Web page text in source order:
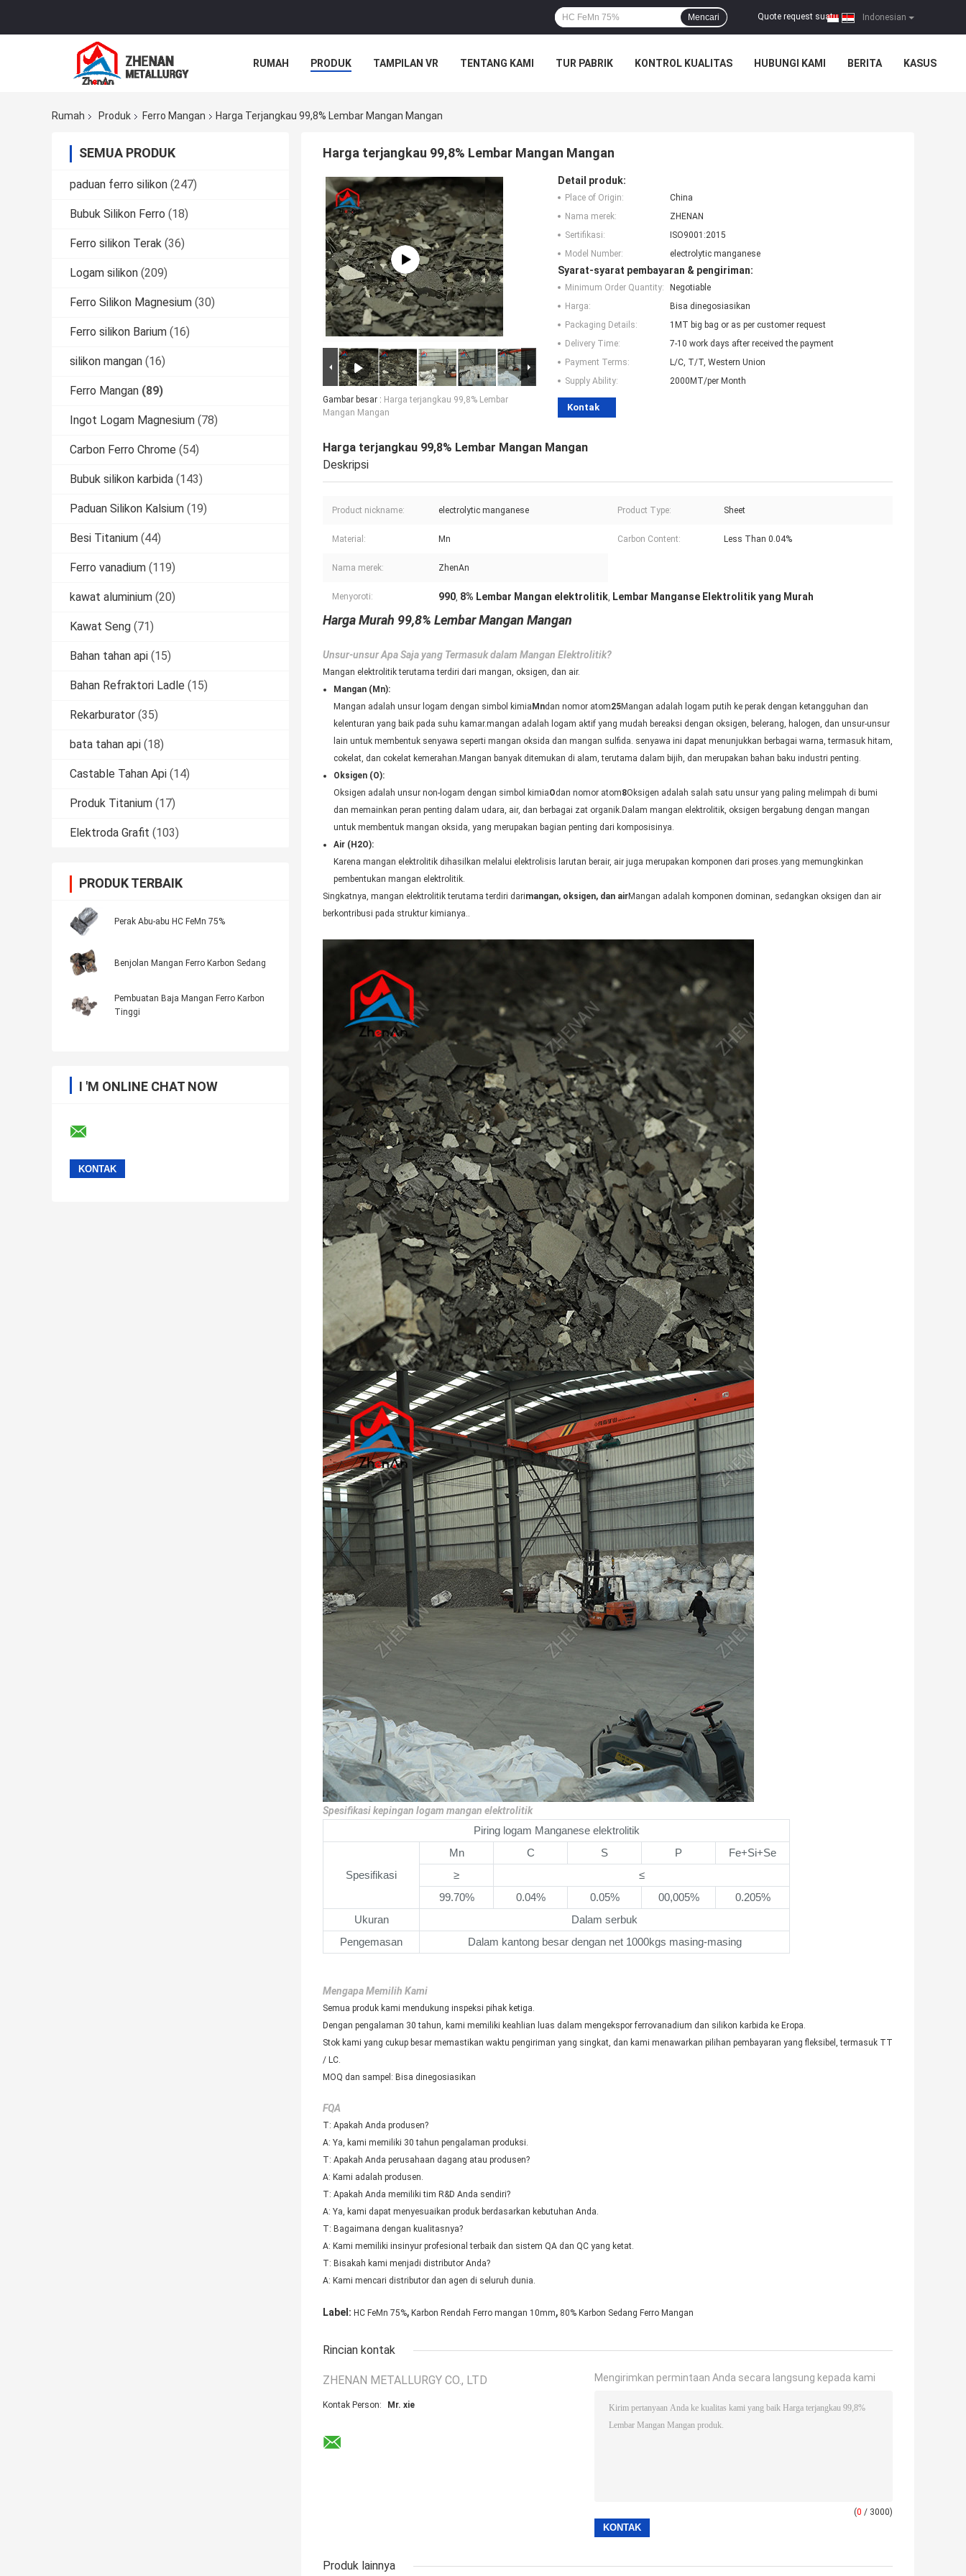
Indonesian
Quote request suatu |
Mencari
RUMAH PRODUK TAMPILAN VR TENTANG KAMI TUR PABRIK KONTROL KUALITAS HUBUNGI KAMI BERITA KASUS
Rumah Produk Ferro Mangan Harga Terjangkau 99,8% Lembar Mangan Mangan
SEMUA PRODUK
paduan ferro silikon (247)
Bubuk Silikon Ferro (18)
Ferro silikon Terak (36)
Logam silikon (209)
Ferro Silikon Magnesium (30)
Ferro silikon Barium (16)
silikon mangan (16)
Ferro Mangan (89)
Ingot Logam Magnesium (78)
Carbon Ferro Chrome (54)
Bubuk silikon karbida (143)
Paduan Silikon Kalsium (19)
Besi Titanium (44)
Ferro vanadium (119)
kawat aluminium (20)
Kawat Seng (71)
Bahan tahan api (15)
Bahan Refraktori Ladle (15)
Rekarburator (35)
bata tahan api (18)
Castable Tahan Api (14)
Produk Titanium (17)
Elektroda Grafit (103)
PRODUK TERBAIK
Perak Abu-abu HC FeMn 75%
Benjolan Mangan Ferro Karbon Sedang
Pembuatan Baja Mangan Ferro Karbon
Tinggi
I 'M ONLINE CHAT NOW
Harga terjangkau 99,8% Lembar Mangan Mangan
Gambar besar : Harga terjangkau 99,8% Lembar
Mangan Mangan
Detail produk:
Place of Origin:
China
Nama merek:
ZHENAN
Sertifikasi:
ISO9001:2015
Model Number:
electrolytic manganese
Syarat-syarat pembayaran & pengiriman:
Minimum Order Quantity:
Negotiable
Harga:
Bisa dinegosiasikan
Packaging Details:
1MT big bag or as per customer request
Delivery Time:
7-10 work days after received the payment
Payment Terms:
L/C, T/T, Western Union
Supply Ability:
2000MT/per Month
Kontak
Harga terjangkau 99,8% Lembar Mangan Mangan
Deskripsi
Product nickname: electrolytic manganese Product Type: Sheet
Material: Mn Carbon Content: Less Than 0.04%
Nama merek: ZhenAn
Menyoroti: 990, 8% Lembar Mangan elektrolitik, Lembar Manganse Elektrolitik yang Murah
Harga Murah 99,8% Lembar Mangan Mangan
Unsur-unsur Apa Saja yang Termasuk dalam Mangan Elektrolitik?
Mangan elektrolitik terutama terdiri dari mangan, oksigen, dan air.
Mangan (Mn):
Mangan adalah unsur logam dengan simbol kimia Mndan nomor atom25Mangan adalah logam putih ke perak dengan ketangguhan dan
kelenturan yang baik pada suhu kamar.mangan adalah logam aktif yang mudah bereaksi dengan oksigen, belerang, halogen, dan unsur-unsur
lain untuk membentuk senyawa seperti mangan oksida dan mangan sulfida. senyawa ini dapat menunjukkan berbagai warna, termasuk hitam,
cokelat, dan cokelat kemerahan.Mangan banyak ditemukan di alam, terutama dalam bijih, dan merupakan bahan baku industri penting.
Oksigen (O):
Oksigen adalah unsur non-logam dengan simbol kimiaOdan nomor atom8Oksigen adalah salah satu unsur yang paling melimpah di bumi
dan memainkan peran penting dalam udara, air, dan berbagai zat organik.Dalam mangan elektrolitik, oksigen bergabung dengan mangan
untuk membentuk mangan oksida, yang merupakan bagian penting dari komposisinya.
Air (H2O):
Karena mangan elektrolitik dihasilkan melalui elektrolisis larutan berair, air juga merupakan komponen dari proses.yang memungkinkan
pembentukan mangan elektrolitik.
Singkatnya, mangan elektrolitik terutama terdiri darimangan, oksigen, dan airMangan adalah komponen dominan, sedangkan oksigen dan air
berkontribusi pada struktur kimianya..
Spesifikasi kepingan logam mangan elektrolitik
Piring logam Manganese elektrolitik
Spesifikasi
Mn C S P
Fe+Si+Se
≥
≤
99.70%
0.04% 0.05% 00,005%
0.205%
Ukuran
Dalam serbuk
Pengemasan
Dalam kantong besar dengan net 1000kgs masing-masing
Mengapa Memilih Kami
Semua produk kami mendukung inspeksi pihak ketiga.
Dengan pengalaman 30 tahun, kami memiliki keahlian luas dalam mengekspor ferrovanadium dan silikon karbida ke Eropa.
Stok kami yang cukup besar memastikan waktu pengiriman yang singkat, dan kami menawarkan pilihan pembayaran yang fleksibel, termasuk TT
/ LC.
MOQ dan sampel: Bisa dinegosiasikan
FQA
T: Apakah Anda produsen?
A: Ya, kami memiliki 30 tahun pengalaman produksi.
T: Apakah Anda perusahaan dagang atau produsen?
A: Kami adalah produsen.
T: Apakah Anda memiliki tim R&D Anda sendiri?
A: Ya, kami dapat menyesuaikan produk berdasarkan kebutuhan Anda.
T: Bagaimana dengan kualitasnya?
A: Kami memiliki insinyur profesional terbaik dan sistem QA dan QC yang ketat.
T: Bisakah kami menjadi distributor Anda?
A: Kami mencari distributor dan agen di seluruh dunia.
Label: HC FeMn 75%, Karbon Rendah Ferro mangan 10mm, 80% Karbon Sedang Ferro Mangan
Rincian kontak
ZHENAN METALLURGY CO., LTD
Kontak Person: Mr. xie
Mengirimkan permintaan Anda secara langsung kepada kami
(0 / 3000)
Produk lainnya